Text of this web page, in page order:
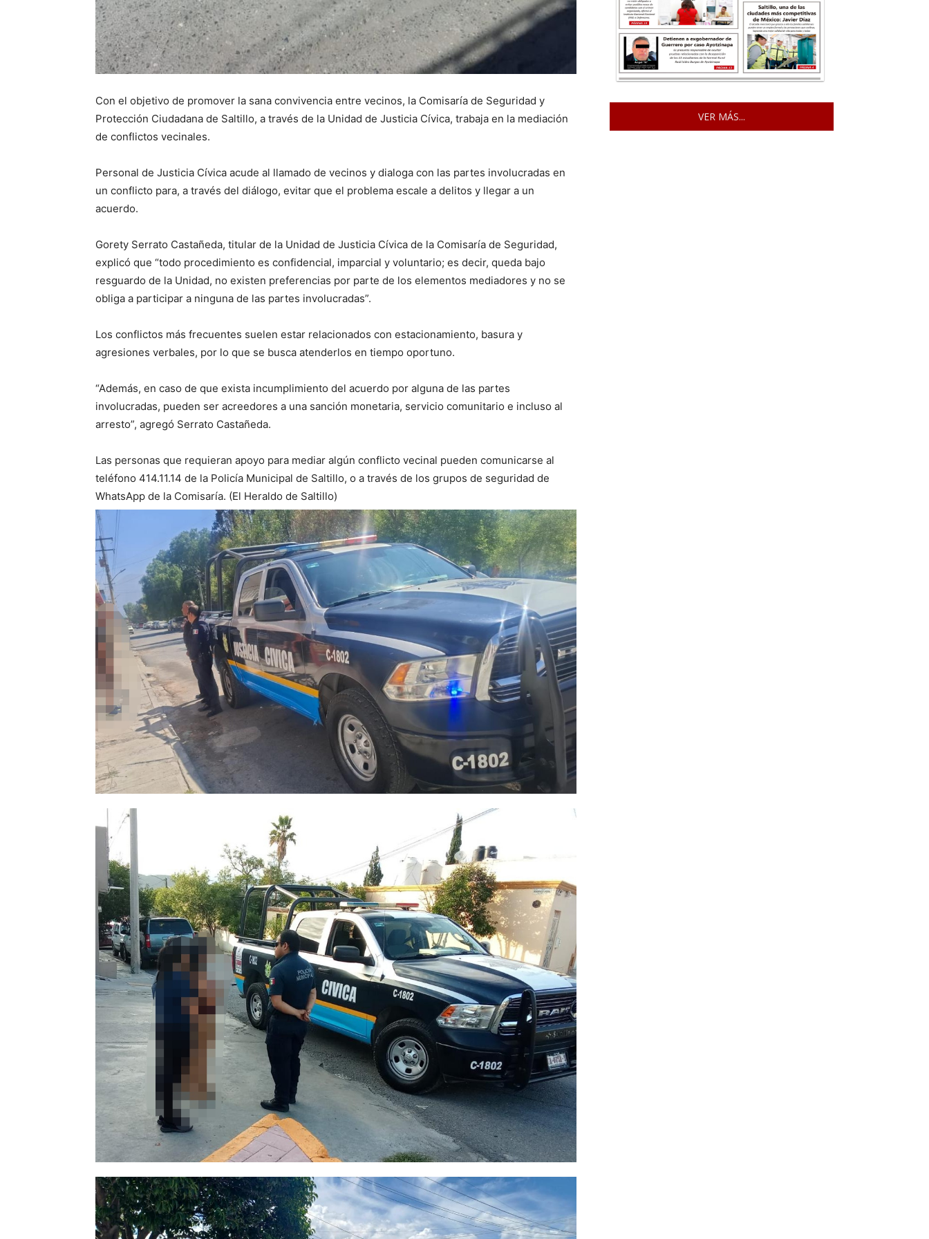
Con el objetivo de promover la sana convivencia entre vecinos, la Comisaría de Seguridad y
Protección Ciudadana de Saltillo, a través de la Unidad de Justicia Cívica, trabaja en la mediación
de conflictos vecinales.
Personal de Justicia Cívica acude al llamado de vecinos y dialoga con las partes involucradas en
un conflicto para, a través del diálogo, evitar que el problema escale a delitos y llegar a un
acuerdo.
Gorety Serrato Castañeda, titular de la Unidad de Justicia Cívica de la Comisaría de Seguridad,
explicó que “todo procedimiento es confidencial, imparcial y voluntario; es decir, queda bajo
resguardo de la Unidad, no existen preferencias por parte de los elementos mediadores y no se
obliga a participar a ninguna de las partes involucradas”.
Los conflictos más frecuentes suelen estar relacionados con estacionamiento, basura y
agresiones verbales, por lo que se busca atenderlos en tiempo oportuno.
“Además, en caso de que exista incumplimiento del acuerdo por alguna de las partes
involucradas, pueden ser acreedores a una sanción monetaria, servicio comunitario e incluso al
arresto”, agregó Serrato Castañeda.
Las personas que requieran apoyo para mediar algún conflicto vecinal pueden comunicarse al
teléfono 414.11.14 de la Policía Municipal de Saltillo, o a través de los grupos de seguridad de
WhatsApp de la Comisaría. (El Heraldo de Saltillo)
VER MÁS...